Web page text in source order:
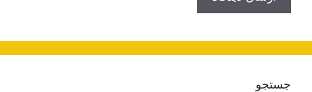
جستجو